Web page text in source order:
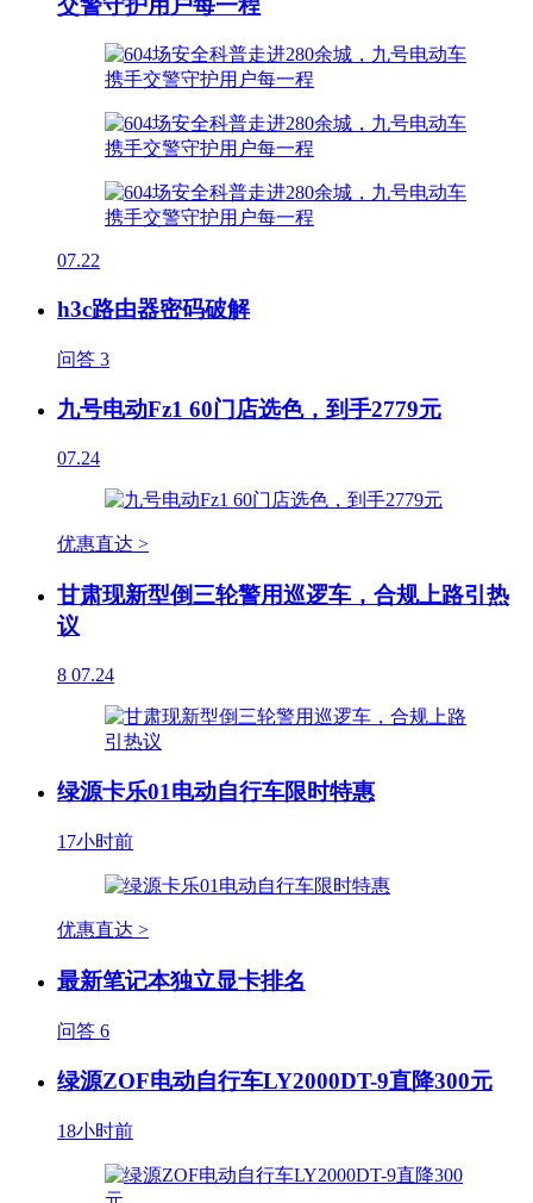
07.22
h3c路由器密码破解
问答 3
九号电动Fz1 60门店选色，到手2779元
07.24
优惠直达 >
甘肃现新型倒三轮警用巡逻车，合规上路引热
议
8 07.24
绿源卡乐01电动自行车限时特惠
17小时前
优惠直达 >
最新笔记本独立显卡排名
问答 6
绿源ZOF电动自行车LY2000DT-9直降300元
18小时前